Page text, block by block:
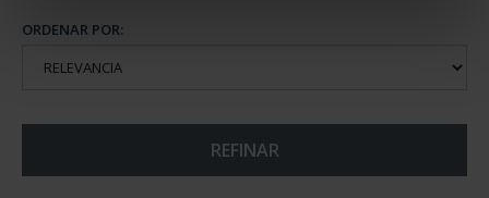
ORDENAR POR:
REFINAR